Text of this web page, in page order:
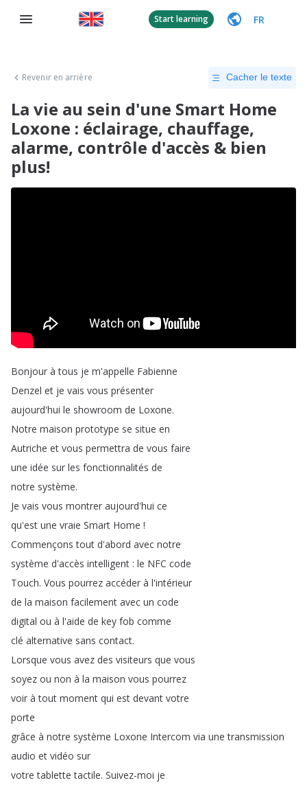
Start learning FR
Revenir en arrière Cacher le texte
La vie au sein d'une Smart Home
Loxone : éclairage, chauffage,
alarme, contrôle d'accès & bien
plus!
Bonjour à tous je m'appelle Fabienne
Denzel et je vais vous présenter
aujourd'hui le showroom de Loxone.
Notre maison prototype se situe en
Autriche et vous permettra de vous faire
une idée sur les fonctionnalités de
notre système.
Je vais vous montrer aujourd'hui ce
qu'est une vraie Smart Home !
Commençons tout d'abord avec notre
système d'accès intelligent : le NFC code
Touch. Vous pourrez accéder à l'intérieur
de la maison facilement avec un code
digital ou à l'aide de key fob comme
clé alternative sans contact.
Lorsque vous avez des visiteurs que vous
soyez ou non à la maison vous pourrez
voir à tout moment qui est devant votre
porte
grâce à notre système Loxone Intercom via une transmission
audio et vidéo sur
votre tablette tactile. Suivez-moi je